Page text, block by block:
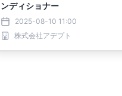
ンディショナー
2025-08-10 11:00
株式会社アデプト